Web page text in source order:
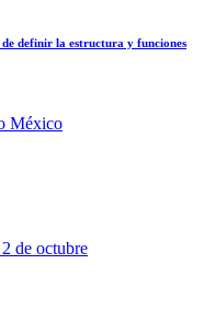
de definir la estructura y funciones